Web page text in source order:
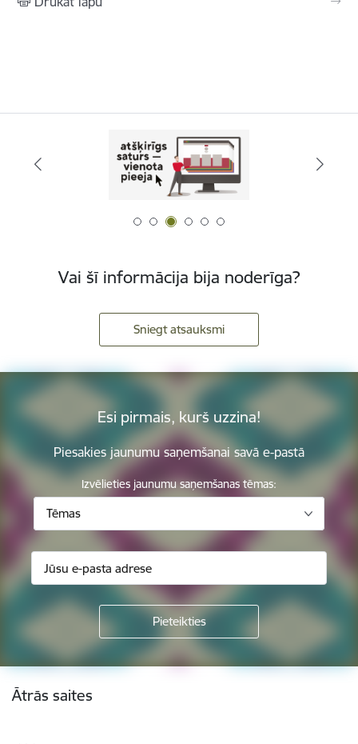
Vai šī informācija bija noderīga?
Sniegt atsauksmi
Esi pirmais, kurš uzzina!
Piesakies jaunumu saņemšanai savā e-pastā
Izvēlieties jaunumu saņemšanas tēmas:
Tēmas
Kājene
Ātrās saites